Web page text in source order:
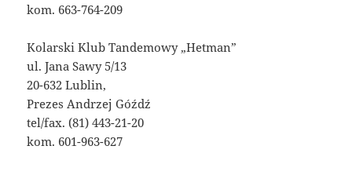
kom. 663-764-209
Kolarski Klub Tandemowy „Hetman”
ul. Jana Sawy 5/13
20-632 Lublin,
Prezes Andrzej Góźdź
tel/fax. (81) 443-21-20
kom. 601-963-627